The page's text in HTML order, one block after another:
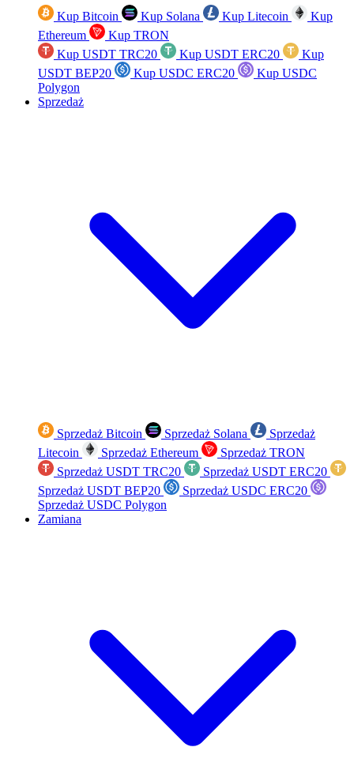
Kup Bitcoin Kup Solana Kup Litecoin
Kup
Ethereum
Kup TRON
Kup USDT TRC20
Kup USDT ERC20
Kup
USDT BEP20
Kup USDC ERC20
Kup USDC
Polygon
Sprzedaż
Sprzedaż Bitcoin Sprzedaż Solana
Sprzedaż
Litecoin
Sprzedaż Ethereum
Sprzedaż TRON
Sprzedaż USDT TRC20
Sprzedaż USDT ERC20
Sprzedaż USDT BEP20
Sprzedaż USDC ERC20
Sprzedaż USDC Polygon
Zamiana